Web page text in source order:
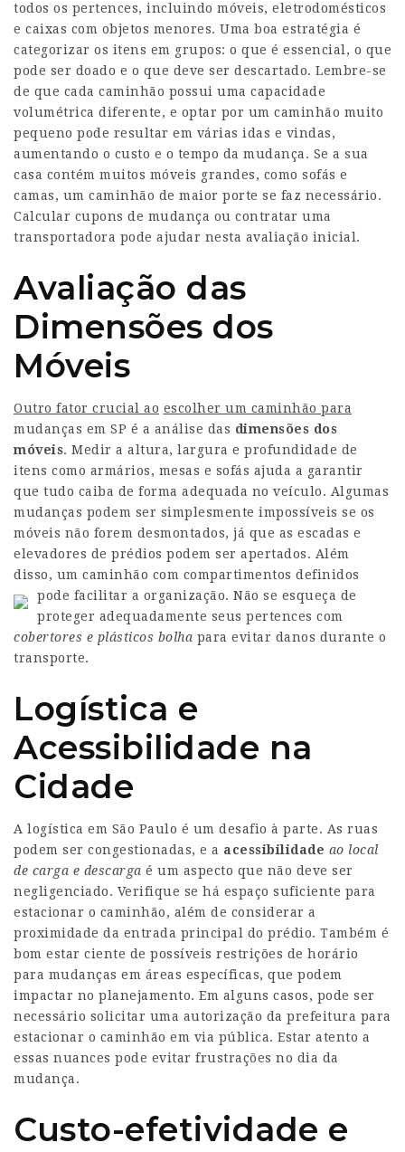
todos os pertences, incluindo móveis, eletrodomésticos
e caixas com objetos menores. Uma boa estratégia é
categorizar os itens em grupos: o que é essencial, o que
pode ser doado e o que deve ser descartado. Lembre-se
de que cada caminhão possui uma capacidade
volumétrica diferente, e optar por um caminhão muito
pequeno pode resultar em várias idas e vindas,
aumentando o custo e o tempo da mudança. Se a sua
casa contém muitos móveis grandes, como sofás e
camas, um caminhão de maior porte se faz necessário.
Calcular cupons de mudança ou contratar uma
transportadora pode ajudar nesta avaliação inicial.
Avaliação das
Dimensões dos
Móveis
Outro fator crucial ao escolher um caminhão para
mudanças em SP é a análise das dimensões dos
móveis. Medir a altura, largura e profundidade de
itens como armários, mesas e sofás ajuda a garantir
que tudo caiba de forma adequada no veículo. Algumas
mudanças podem ser simplesmente impossíveis se os
móveis não forem desmontados, já que as escadas e
elevadores de prédios podem ser apertados. Além
disso, um caminhão com compartimentos definidos
pode facilitar a organização. Não se esqueça de
proteger adequadamente seus pertences com
cobertores e plásticos bolha para evitar danos durante o
transporte.
Logística e
Acessibilidade na
Cidade
A logística em São Paulo é um desafio à parte. As ruas
podem ser congestionadas, e a acessibilidade ao local
de carga e descarga é um aspecto que não deve ser
negligenciado. Verifique se há espaço suficiente para
estacionar o caminhão, além de considerar a
proximidade da entrada principal do prédio. Também é
bom estar ciente de possíveis restrições de horário
para mudanças em áreas específicas, que podem
impactar no planejamento. Em alguns casos, pode ser
necessário solicitar uma autorização da prefeitura para
estacionar o caminhão em via pública. Estar atento a
essas nuances pode evitar frustrações no dia da
mudança.
Custo-efetividade e